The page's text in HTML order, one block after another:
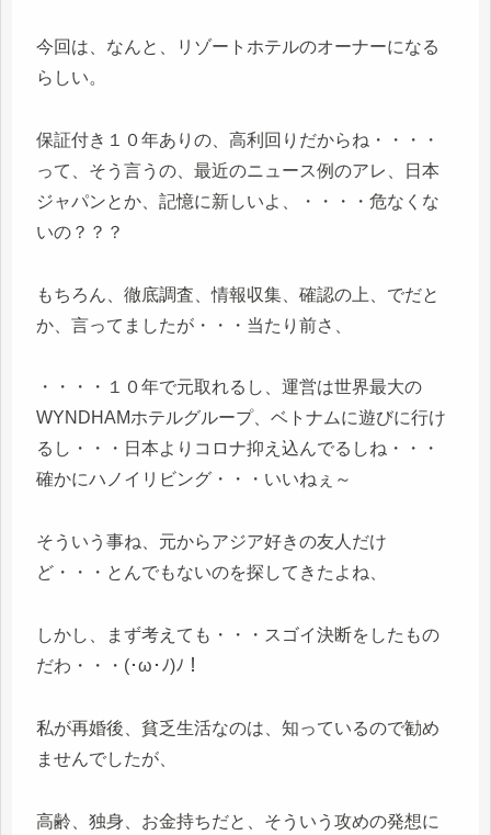
今回は、なんと、リゾートホテルのオーナーになる
らしい。
保証付き１０年ありの、高利回りだからね・・・・
って、そう言うの、最近のニュース例のアレ、日本
ジャパンとか、記憶に新しいよ、・・・・危なくな
いの？？？
もちろん、徹底調査、情報収集、確認の上、でだと
か、言ってましたが・・・当たり前さ、
・・・・１０年で元取れるし、運営は世界最大の
WYNDHAMホテルグループ、ベトナムに遊びに行け
るし・・・日本よりコロナ抑え込んでるしね・・・
確かにハノイリビング・・・いいねぇ～
そういう事ね、元からアジア好きの友人だけ
ど・・・とんでもないのを探してきたよね、
しかし、まず考えても・・・スゴイ決断をしたもの
だわ・・・(･ω･ﾉ)ﾉ！
私が再婚後、貧乏生活なのは、知っているので勧め
ませんでしたが、
高齢、独身、お金持ちだと、そういう攻めの発想に